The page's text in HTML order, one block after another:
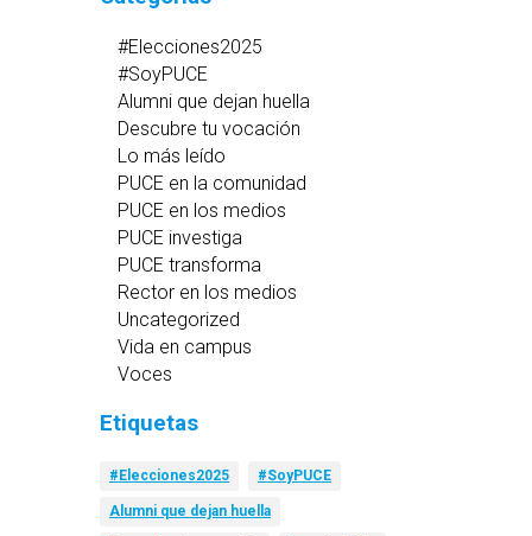
#Elecciones2025
#SoyPUCE
Alumni que dejan huella
Descubre tu vocación
Lo más leído
PUCE en la comunidad
PUCE en los medios
PUCE investiga
PUCE transforma
Rector en los medios
Uncategorized
Vida en campus
Voces
Etiquetas
#Elecciones2025 #SoyPUCE
Alumni que dejan huella